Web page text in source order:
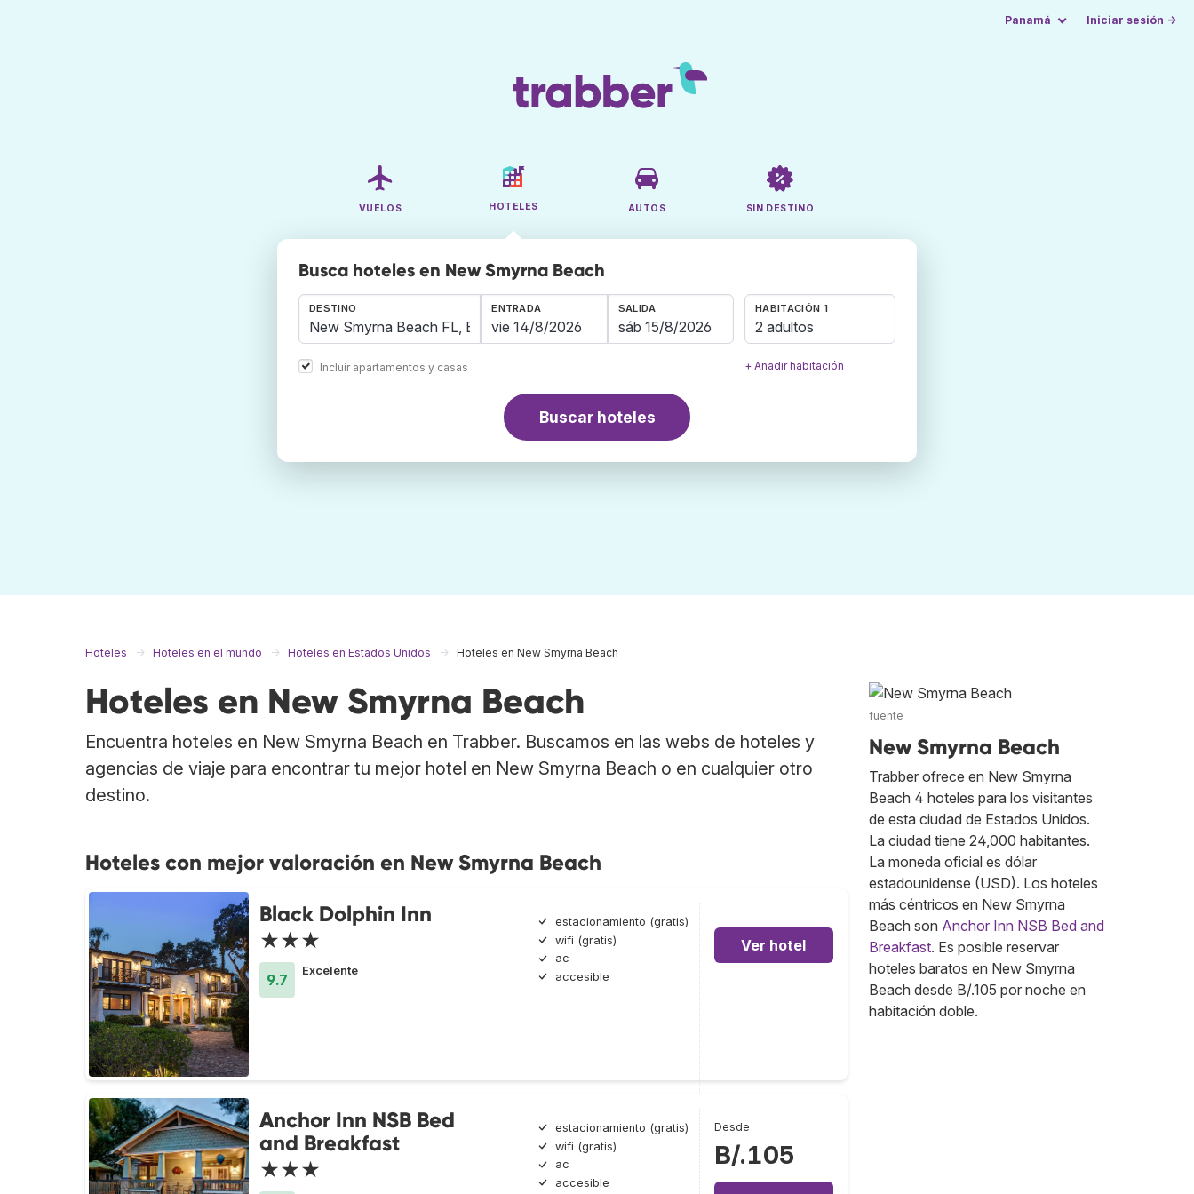
Panamá Iniciar sesión →
VUELOS HOTELES AUTOS SIN DESTINO
Busca hoteles en New Smyrna Beach
DESTINO
Incluir apartamentos y casas
ENTRADA SALIDA HABITACIÓN 1
2 adultos
+ Añadir habitación
Buscar hoteles
Hoteles Hoteles en el mundo Hoteles en Estados Unidos Hoteles en New Smyrna Beach
Hoteles en New Smyrna Beach
Encuentra hoteles en New Smyrna Beach en Trabber. Buscamos en las webs de hoteles y
agencias de viaje para encontrar tu mejor hotel en New Smyrna Beach o en cualquier otro
destino.
Hoteles con mejor valoración en New Smyrna Beach
Black Dolphin Inn
★★★
9.7
Excelente
estacionamiento (gratis)
wifi (gratis)
ac
accesible
Ver hotel
Anchor Inn NSB Bed
and Breakfast
★★★
estacionamiento (gratis)
wifi (gratis)
ac
accesible
Desde
B/.105
fuente
New Smyrna Beach
Trabber ofrece en New Smyrna
Beach 4 hoteles para los visitantes
de esta ciudad de Estados Unidos.
La ciudad tiene 24,000 habitantes.
La moneda oficial es dólar
estadounidense (USD). Los hoteles
más céntricos en New Smyrna
Beach son Anchor Inn NSB Bed and
Breakfast. Es posible reservar
hoteles baratos en New Smyrna
Beach desde B/.105 por noche en
habitación doble.